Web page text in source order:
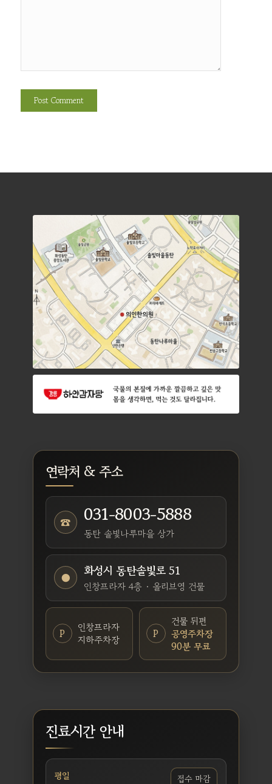
연락처 & 주소
☎ 031-8003-5888
동탄 솔빛나루마을 상가
● 화성시 동탄솔빛로 51
인창프라자 4층 · 올리브영 건물
P
인창프라자
지하주차장
P
건물 뒤편
공영주차장
90분 무료
진료시간 안내
평일 접수 마감